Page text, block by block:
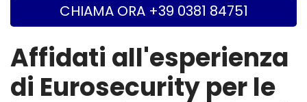
CHIAMA ORA +39 0381 84751
Affidati all'esperienza
di Eurosecurity per le